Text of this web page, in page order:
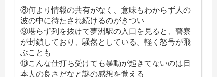
⑧何より情報の共有がなく、意味もわからず人の
波の中に待たされ続けるのがきつい
⑨堪らず列を抜けて夢洲駅の入口を見ると、警察
が封鎖しており、騒然としている。軽く怒号が飛
ぶことも
⑩こんな仕打ち受けても暴動が起きてないのは日
本人の良さだなと謎の感想を覚える